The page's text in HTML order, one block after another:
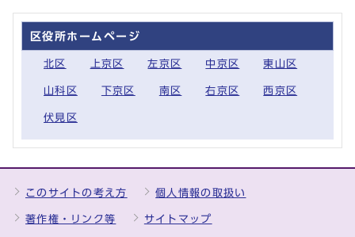
区役所ホームページ
北区 上京区 左京区 中京区 東山区
山科区 下京区 南区 右京区 西京区
伏見区
このサイトの考え方 個人情報の取扱い
著作権・リンク等 サイトマップ